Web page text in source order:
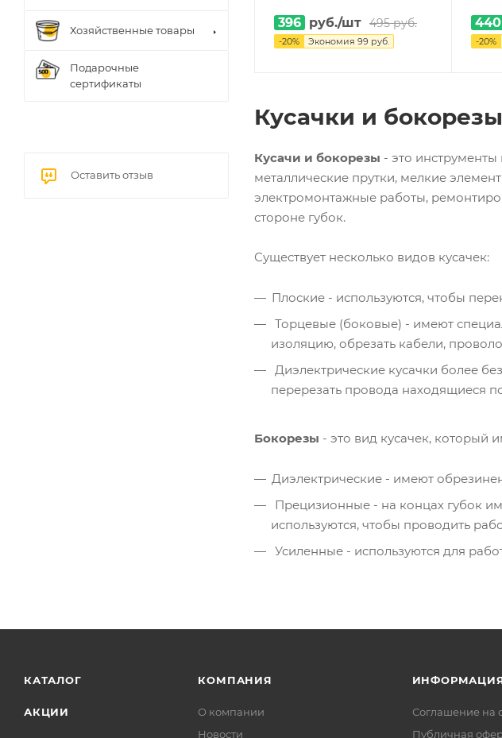
396 руб./шт 495руб.
-20% Экономия 99 руб.
440
-20%
Кусачки и
Кусачи и бокорезы - это
металлические прутки, мелкие
электромонтажные работы,
стороне губок.
Существует несколько видов кусачек:
Плоские - используются, чтобы
Торцевые (боковые) - имеют
изоляцию, обрезать кабели,
Диэлектрические кусачки более
перерезать провода находящиеся
Бокорезы - это вид кусачек, который
Диэлектрические - имеют
Прецизионные - на концах губок
используются, чтобы проводить
Усиленные - используются для
Хозяйственные товары
Подарочные
сертификаты
Оставить отзыв
КАТАЛОГ
АКЦИИ
КОМПАНИЯ
О компании
Новости
Соглашение на
Публичная